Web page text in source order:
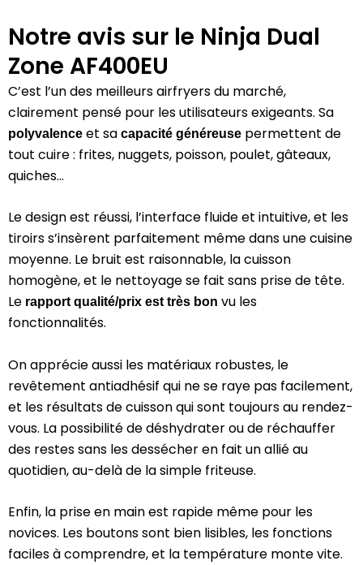
Notre avis sur le Ninja Dual
Zone AF400EU
C’est l’un des meilleurs airfryers du marché,
clairement pensé pour les utilisateurs exigeants. Sa
polyvalence et sa capacité généreuse permettent de
tout cuire : frites, nuggets, poisson, poulet, gâteaux,
quiches…
Le design est réussi, l’interface fluide et intuitive, et les
tiroirs s’insèrent parfaitement même dans une cuisine
moyenne. Le bruit est raisonnable, la cuisson
homogène, et le nettoyage se fait sans prise de tête.
Le rapport qualité/prix est très bon vu les
fonctionnalités.
On apprécie aussi les matériaux robustes, le
revêtement antiadhésif qui ne se raye pas facilement,
et les résultats de cuisson qui sont toujours au rendez-
vous. La possibilité de déshydrater ou de réchauffer
des restes sans les dessécher en fait un allié au
quotidien, au-delà de la simple friteuse.
Enfin, la prise en main est rapide même pour les
novices. Les boutons sont bien lisibles, les fonctions
faciles à comprendre, et la température monte vite.